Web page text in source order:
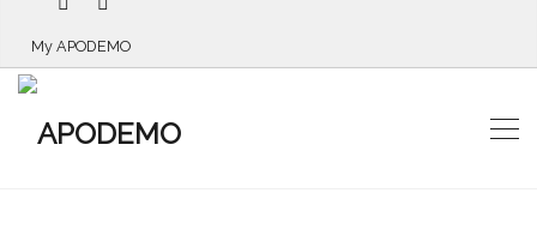
My APODEMO